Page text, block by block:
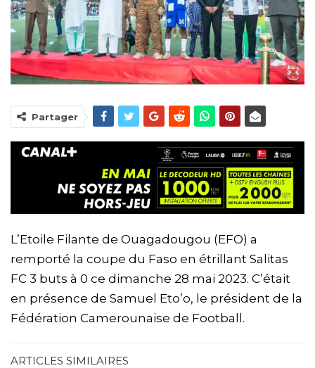
Partager
L’Etoile Filante de Ouagadougou (EFO) a
remporté la coupe du Faso en étrillant Salitas
FC 3 buts à 0 ce dimanche 28 mai 2023. C’était
en présence de Samuel Eto’o, le président de la
Fédération Camerounaise de Football.
ARTICLES SIMILAIRES